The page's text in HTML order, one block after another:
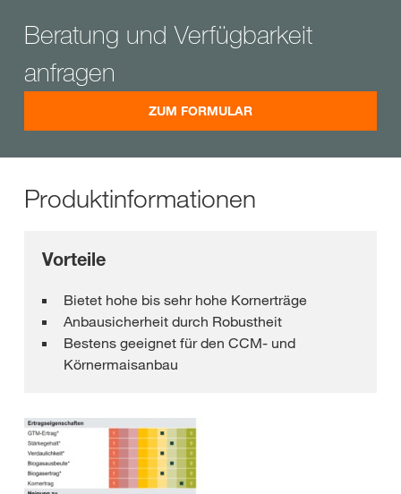
Beratung und Verfügbarkeit
anfragen
ZUM FORMULAR
Produktinformationen
Vorteile
Bietet hohe bis sehr hohe Kornerträge
Anbausicherheit durch Robustheit
Bestens geeignet für den CCM- und
Körnermaisanbau